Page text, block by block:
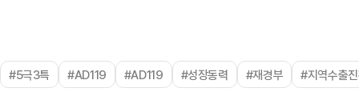
#5극3특 #AD119 #AD119 #성장동력 #재경부 #지역수출